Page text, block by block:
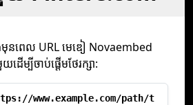
នពេល URL មេឌៀ Novaembed
ើម្បីចាប់ផ្តើមថែរក្សា:
www.example.com/path/t